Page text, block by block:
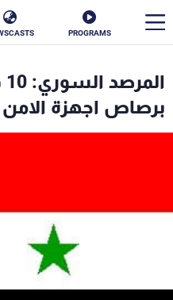
PROGRAMS
برصاص اجهزة الامن
الأخبار